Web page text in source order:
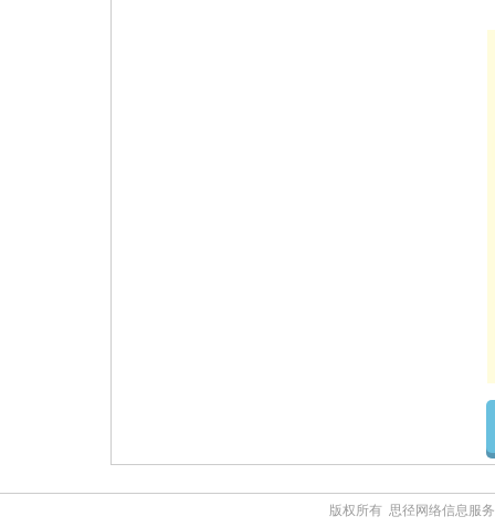
版权所有 思径网络信息服